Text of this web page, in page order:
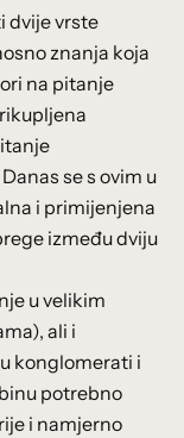
dvije vrste
znanja koja
na pitanje
se s ovim u
i primijenjena
između dviju
u velikim
ali i
konglomerati i
potrebno
i namjerno